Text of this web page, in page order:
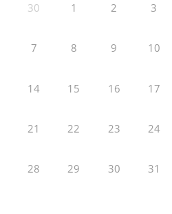
30 1 2 3
7 8 9 10
14 15 16 17
21 22 23 24
28 29 30 31